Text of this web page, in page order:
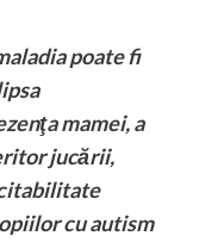
poate fi
mamei, a
jucării,
cu autism